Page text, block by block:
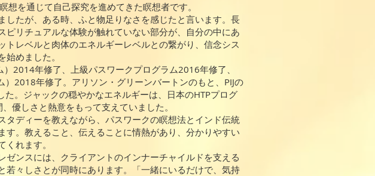
を通じて自己探究を進めてきた瞑想者です。
したが、ある時、ふと物足りなさを感じたと言います。長
リチュアルな体験が触れていない部分が、自分の中にあ
トレベルと肉体のエネルギーレベルとの繋がり、信念シス
めました。
2014年修了、上級パスワークプログラム2016年修了、
2018年修了。アリソン・グリーンバートンのもと、PIJの
。ジャックの穏やかなエネルギーは、日本のHTPプログ
優しさと熱意をもって支えていました。
タディーを教えながら、パスワークの瞑想法とインド伝統
。教えること、伝えることに情熱があり、分かりやすい
れます。
ンスには、クライアントのインナーチャイルドを支える
若々しさとが同時にあります。「一緒にいるだけで、気持